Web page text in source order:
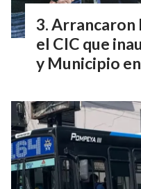
Arrancaron
el CIC que
y Municipio